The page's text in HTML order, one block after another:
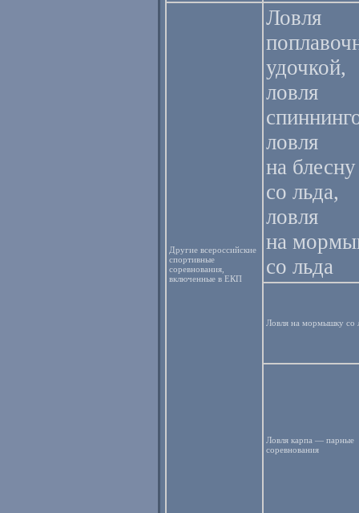
Другие всероссийские
спортивные
соревнования,
включенные в ЕКП
Ловля
удочкой,
ловля
ловля
на блесну
со льда,
ловля
на
со льда
Ловля на мормышку со
Ловля карпа — парные
соревнования